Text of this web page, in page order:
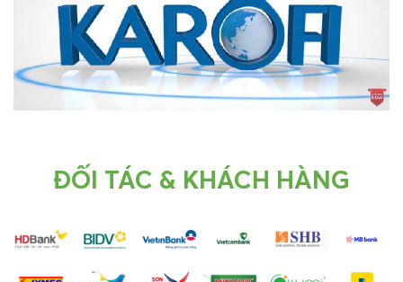
ĐỐI TÁC & KHÁCH HÀNG